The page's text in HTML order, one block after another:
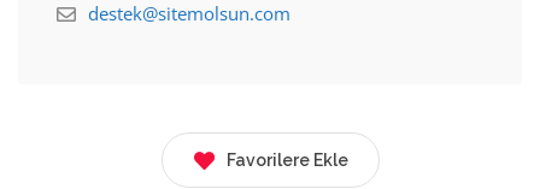
destek@sitemolsun.com
Favorilere Ekle